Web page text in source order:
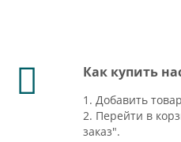
Как купить
1. Добавить
2. Перейти в
заказ".